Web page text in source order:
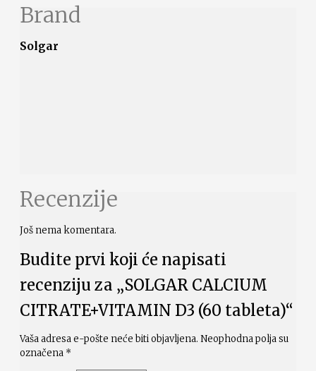
Brand
Solgar
Recenzije
Još nema komentara.
Budite prvi koji će napisati
recenziju za „SOLGAR CALCIUM
CITRATE+VITAMIN D3 (60 tableta)“
Vaša adresa e-pošte neće biti objavljena. Neophodna polja su
označena *